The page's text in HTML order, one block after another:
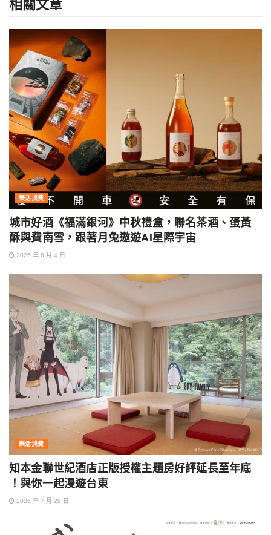
相關文章
樂活消費
城市好酒《福滿銀河》中秋禮盒，聯名茶酒、蛋黃
酥與費南雪，跟著月兔遨遊AI星際宇宙
2026 年 8 月 4 日
樂活消費
知本金聯世紀酒店正版授權主題房好評延長至年底
！與你一起漫遊台東
2026 年 7 月 29 日